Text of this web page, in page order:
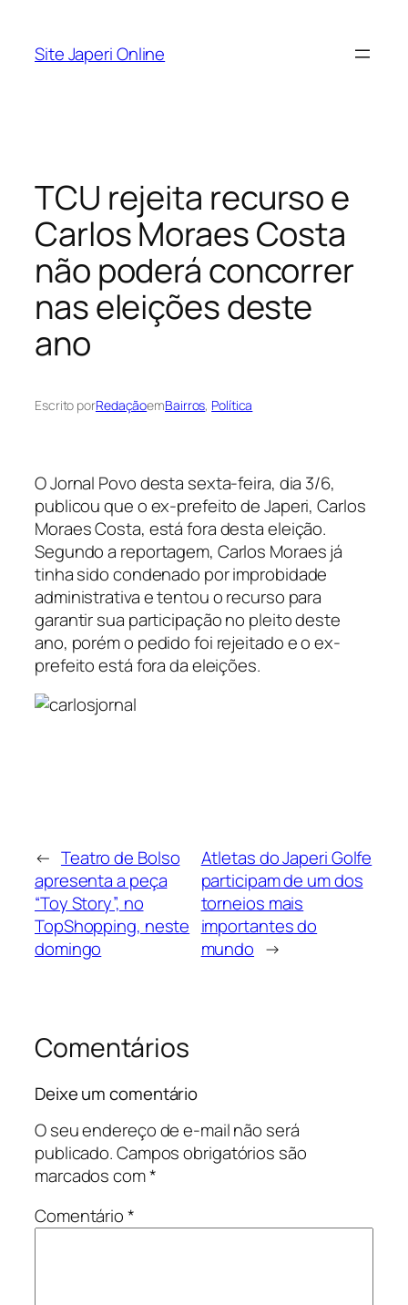
Site Japeri Online
TCU rejeita recurso e
Carlos Moraes Costa
não poderá concorrer
nas eleições deste
ano
Escrito porRedaçãoemBairros, Política
O Jornal Povo desta sexta-feira, dia 3/6,
publicou que o ex-prefeito de Japeri, Carlos
Moraes Costa, está fora desta eleição.
Segundo a reportagem, Carlos Moraes já
tinha sido condenado por improbidade
administrativa e tentou o recurso para
garantir sua participação no pleito deste
ano, porém o pedido foi rejeitado e o ex-
prefeito está fora da eleições.
← Teatro de Bolso
apresenta a peça
“Toy Story”, no
TopShopping, neste
domingo
Atletas do Japeri Golfe
participam de um dos
torneios mais
importantes do
mundo →
Comentários
Deixe um comentário
O seu endereço de e-mail não será
publicado.Campos obrigatórios são
marcados com*
Comentário*